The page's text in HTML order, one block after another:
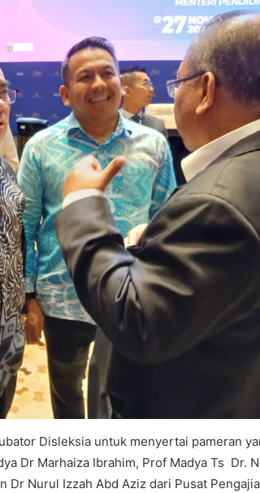
Disleksia untuk menyertai pameran
Dr Marhaiza Ibrahim, Prof Madya Ts Dr.
Dr Nurul Izzah Abd Aziz dari Pusat